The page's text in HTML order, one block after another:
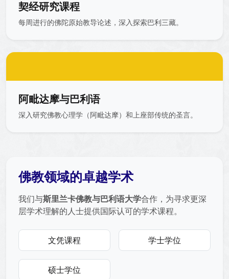
契经研究课程
每周进行的佛陀原始教导论述，深入探索巴利三藏。
阿毗达摩与巴利语
深入研究佛教心理学（阿毗达摩）和上座部传统的圣言。
佛教领域的卓越学术
我们与斯里兰卡佛教与巴利语大学合作，为寻求更深
层学术理解的人士提供国际认可的学术课程。
文凭课程 学士学位
硕士学位